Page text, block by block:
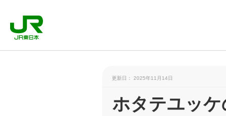
更新日： 2025年11月14日
ホタテユッ